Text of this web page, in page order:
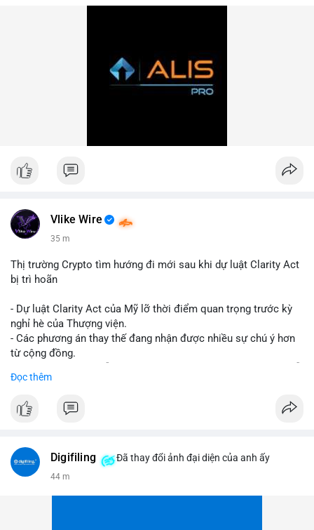
Vlike Wire
35 m
Thị trường Crypto tìm hướng đi mới sau khi dự luật Clarity Act
bị trì hoãn
- Dự luật Clarity Act của Mỹ lỡ thời điểm quan trọng trước kỳ
nghỉ hè của Thượng viện.
- Các phương án thay thế đang nhận được nhiều sự chú ý hơn
từ cộng đồng.
về pháp lý.
#binancesquare
#vlikevn #titanbot
Đọc thêm
Digifiling Đã thay đổi ảnh đại diện của anh ấy
44 m